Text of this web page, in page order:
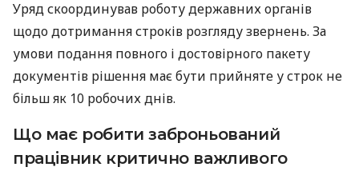
Уряд скоординував роботу державних органів
щодо дотримання строків розгляду звернень. За
умови подання повного і достовірного пакету
документів рішення має бути прийняте у строк не
більш як 10 робочих днів.
Що має робити заброньований
працівник критично важливого